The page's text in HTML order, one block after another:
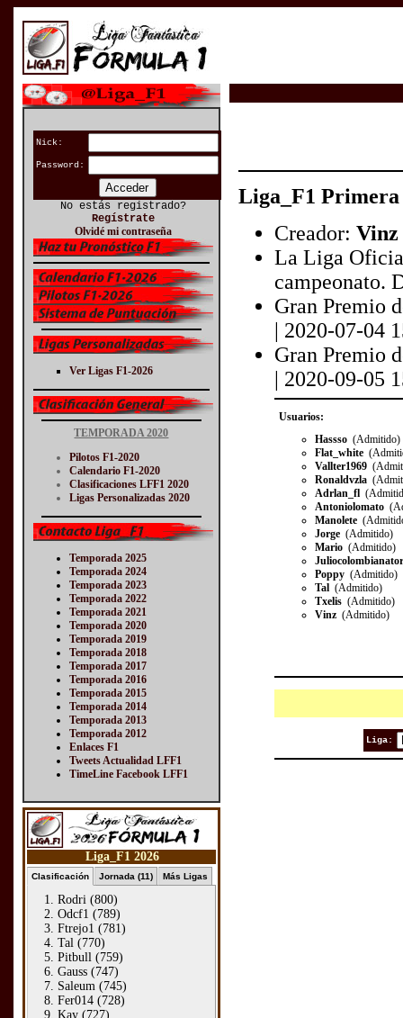
Liga_F1
Creador: Vinz
La Liga
campeonato.
Gran Premio
| 2020-07-04
Gran Premio
| 2020-09-05
Usuarios:
Hassso (Admitido)
Flat_white
Vallter1969
Ronaldvzla
Adrlan_fl
Antoniolomato
Manolete
Jorge (Admitido)
Mario (Admitido)
Juliocolombianator
Poppy (Admitido)
Tal (Admitido)
Txelis (Admitido)
Vinz (Admitido)
Liga:
Nick:
Password:
No estás registrado?
Regístrate
Olvidé mi contraseña
Ver Ligas F1-2026
TEMPORADA 2020
Pilotos F1-2020
Calendario F1-2020
Clasificaciones LFF1 2020
Ligas Personalizadas 2020
Temporada 2025
Temporada 2024
Temporada 2023
Temporada 2022
Temporada 2021
Temporada 2020
Temporada 2019
Temporada 2018
Temporada 2017
Temporada 2016
Temporada 2015
Temporada 2014
Temporada 2013
Temporada 2012
Enlaces F1
Tweets Actualidad LFF1
TimeLine Facebook LFF1